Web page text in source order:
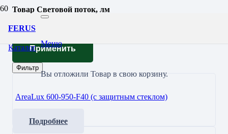
FERUS
Меню
Вы отложили Товарв свою корзину.
Каталог
Товар Световой поток, лм
Применить
Фильтр
AreaLux 600-950-F40 (с защитным стеклом)
Подробнее